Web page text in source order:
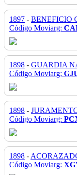
1897 - BENEFICIO
Código Moviarg:
1898 - GUARDIA
Código Moviarg:
1898 -
Código Moviarg:
1898 -
Código Moviarg: